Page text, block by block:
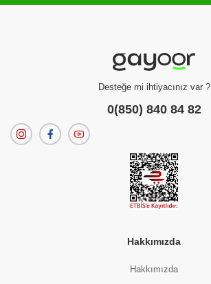
Desteğe mi ihtiyacınız var ?
0(850) 840 84 82
Hakkımızda
Hakkımızda